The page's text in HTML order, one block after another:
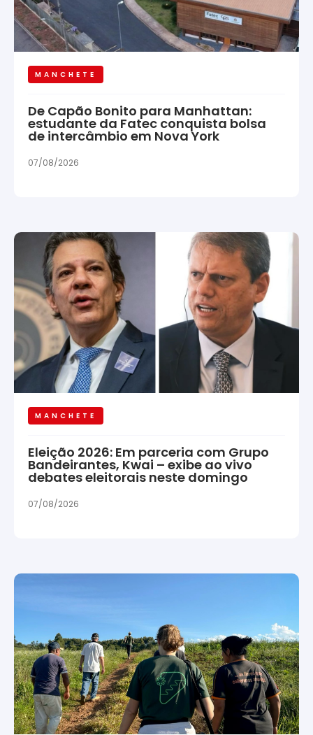
MANCHETE
De Capão Bonito para Manhattan:
estudante da Fatec conquista bolsa
de intercâmbio em Nova York
07/08/2026
MANCHETE
Eleição 2026: Em parceria com Grupo
Bandeirantes, Kwai – exibe ao vivo
debates eleitorais neste domingo
07/08/2026